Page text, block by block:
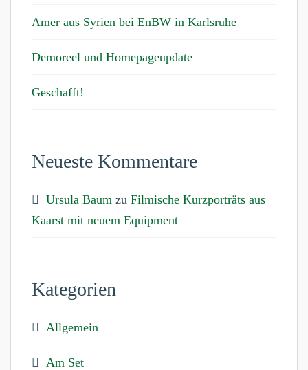
Amer aus Syrien bei EnBW in Karlsruhe
Demoreel und Homepageupdate
Geschafft!
Neueste Kommentare
Ursula Baum zu Filmische Kurzporträts aus
Kaarst mit neuem Equipment
Kategorien
Allgemein
Am Set